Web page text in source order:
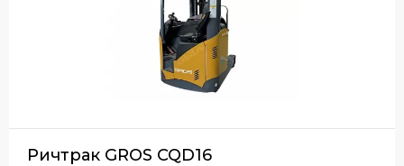
Ричтрак GROS CQD16